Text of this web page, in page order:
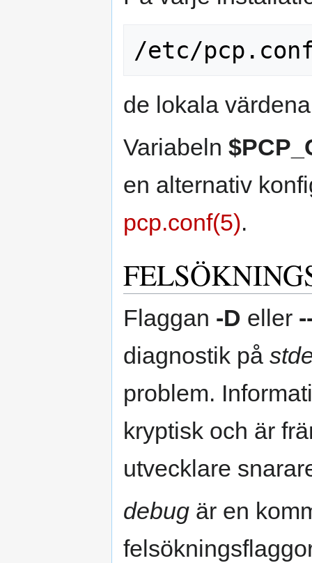
de lokala
Variabeln
en alternativ
pcp.conf(5).
Flaggan -D eller
diagnostik på
problem.
kryptisk och är
utvecklare
debug är en